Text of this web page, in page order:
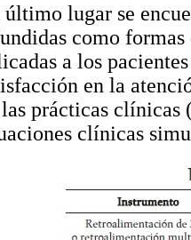
último lugar se
como formas
a los
en la
prácticas clínicas
clínicas